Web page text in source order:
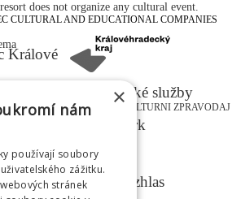
KULTURNI ZPRAVODAJ
does not organize any cultural event.
CULTURAL AND EDUCATIONAL COMPANIES
MEDIAL PARTNERS
×
nám
používají soubory
zážitku.
stránek